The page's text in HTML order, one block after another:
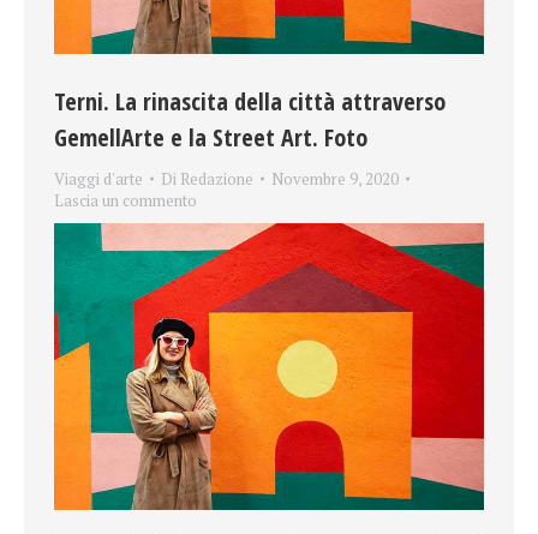
Terni. La rinascita della città attraverso
GemellArte e la Street Art. Foto
Viaggi d'arte Di Redazione
Novembre 9, 2020
Lascia un commento